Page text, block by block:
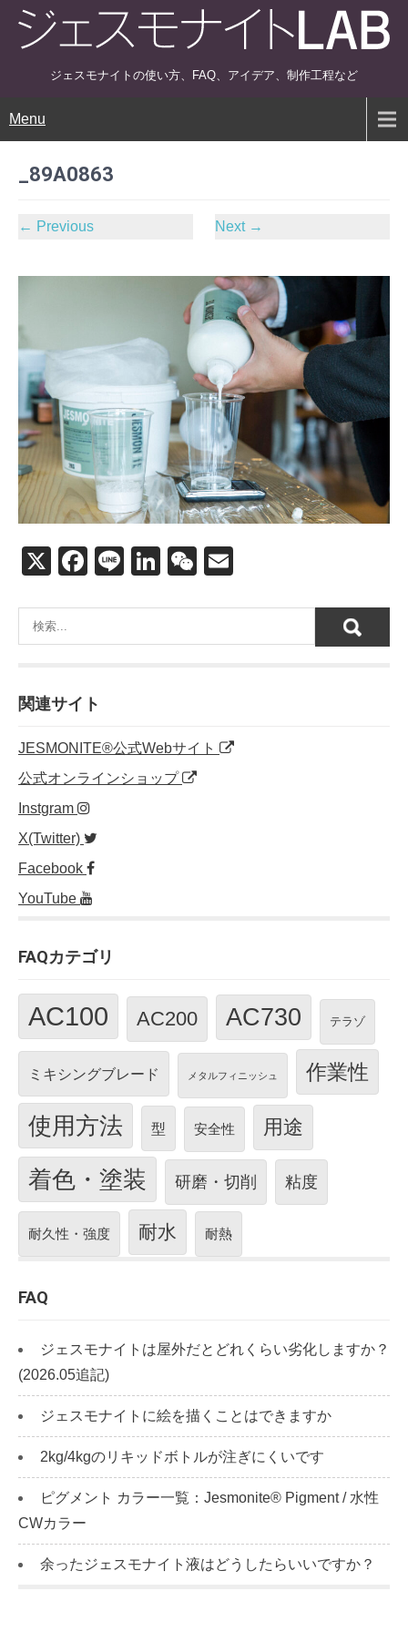
ジェスモナイトの使い方、FAQ、アイデア、制作工程など
Menu
_89A0863
← Previous Next →
X
F
c
e
o
o
k
Li
e
Li
k
e
W
C
h
ail
関連サイト
JESMONITE®公式Webサイト
公式オンラインショップ
Instgram
X(Twitter)
Facebook
YouTube
FAQカテゴリ
AC100 AC200 AC730 テラゾ
ミキシングブレード メタルフィニッシュ 作業性
使用方法 型 安全性 用途
着色・塗装 研磨・切削 粘度
耐久性・強度 耐水 耐熱
FAQ
ジェスモナイトは屋外だとどれくらい劣化しますか？
(2026.05追記)
ジェスモナイトに絵を描くことはできますか
2kg/4kgのリキッドボトルが注ぎにくいです
ピグメント カラー一覧：Jesmonite® Pigment / 水性
CWカラー
余ったジェスモナイト液はどうしたらいいですか？